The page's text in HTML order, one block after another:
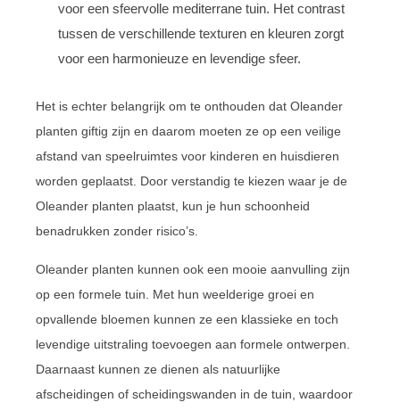
voor een sfeervolle mediterrane tuin. Het contrast
tussen de verschillende texturen en kleuren zorgt
voor een harmonieuze en levendige sfeer.
Het is echter belangrijk om te onthouden dat Oleander
planten giftig zijn en daarom moeten ze op een veilige
afstand van speelruimtes voor kinderen en huisdieren
worden geplaatst. Door verstandig te kiezen waar je de
Oleander planten plaatst, kun je hun schoonheid
benadrukken zonder risico’s.
Oleander planten kunnen ook een mooie aanvulling zijn
op een formele tuin. Met hun weelderige groei en
opvallende bloemen kunnen ze een klassieke en toch
levendige uitstraling toevoegen aan formele ontwerpen.
Daarnaast kunnen ze dienen als natuurlijke
afscheidingen of scheidingswanden in de tuin, waardoor